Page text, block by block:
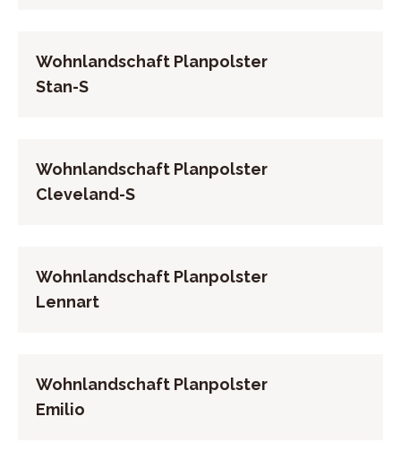
Wohnlandschaft Planpolster
Stan-S
Wohnlandschaft Planpolster
Cleveland-S
Wohnlandschaft Planpolster
Lennart
Wohnlandschaft Planpolster
Emilio